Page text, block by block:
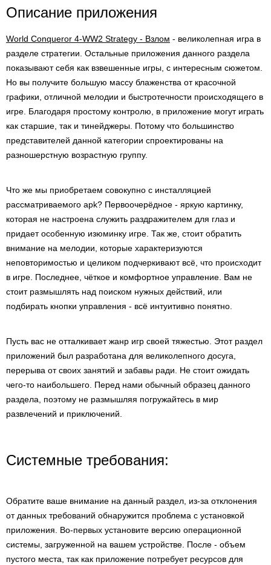
Описание приложения
World Conqueror 4-WW2 Strategy - Взлом - великолепная игра в
разделе стратегии. Остальные приложения данного раздела
показывают себя как взвешенные игры, с интересным сюжетом.
Но вы получите большую массу блаженства от красочной
графики, отличной мелодии и быстротечности происходящего в
игре. Благодаря простому контролю, в приложение могут играть
как старшие, так и тинейджеры. Потому что большинство
представителей данной категории спроектированы на
разношерстную возрастную группу.
Что же мы приобретаем совокупно с инсталляцией
рассматриваемого apk? Первоочерёдное - яркую картинку,
которая не настроена служить раздражителем для глаз и
придает особенную изюминку игре. Так же, стоит обратить
внимание на мелодии, которые характеризуются
неповторимостью и целиком подчеркивают всё, что происходит
в игре. Последнее, чёткое и комфортное управление. Вам не
стоит размышлять над поиском нужных действий, или
подбирать кнопки управления - всё интуитивно понятно.
Пусть вас не отталкивает жанр игр своей тяжестью. Этот раздел
приложений был разработана для великолепного досуга,
перерыва от своих занятий и забавы ради. Не стоит ожидать
чего-то наибольшего. Перед нами обычный образец данного
раздела, поэтому не размышляя погружайтесь в мир
развлечений и приключений.
Системные требования:
Обратите ваше внимание на данный раздел, из-за отклонения
от данных требований обнаружится проблема с установкой
приложения. Во-первых установите версию операционной
системы, загруженной на вашем устройстве. После - объем
пустого места, так как приложение потребует ресурсов для